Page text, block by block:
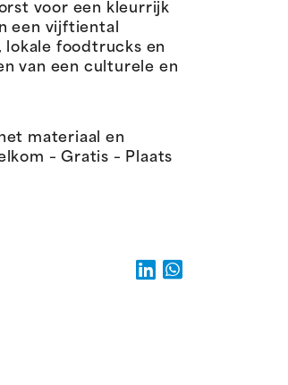
voor een kleurrijk
een vijftiental
foodtrucks en
van een culturele en
materiaal en
– Gratis – Plaats